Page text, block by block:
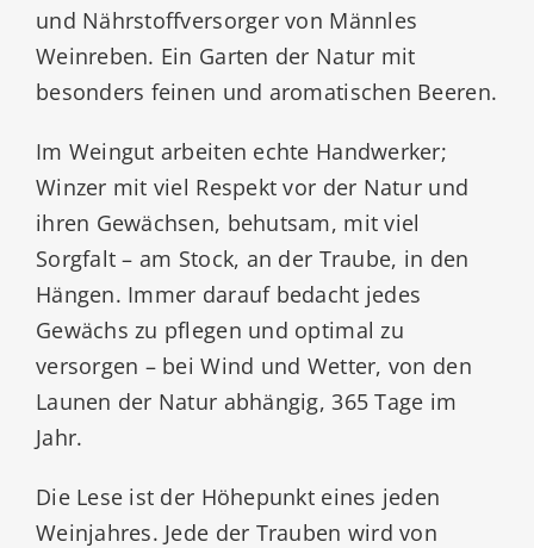
und Nährstoffversorger von Männles
Weinreben. Ein Garten der Natur mit
besonders feinen und aromatischen Beeren.
Im Weingut arbeiten echte Handwerker;
Winzer mit viel Respekt vor der Natur und
ihren Gewächsen, behutsam, mit viel
Sorgfalt – am Stock, an der Traube, in den
Hängen. Immer darauf bedacht jedes
Gewächs zu pflegen und optimal zu
versorgen – bei Wind und Wetter, von den
Launen der Natur abhängig, 365 Tage im
Jahr.
Die Lese ist der Höhepunkt eines jeden
Weinjahres. Jede der Trauben wird von